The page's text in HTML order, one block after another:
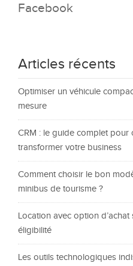
Facebook
Articles récents
Optimiser un véhicule
mesure
CRM : le guide complet pour
transformer votre business
Comment choisir le bon
minibus de tourisme ?
Location avec option
éligibilité
Les outils technologiques